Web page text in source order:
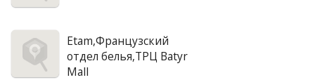
Etam,Французский
отдел белья,ТРЦ Batyr
Mall